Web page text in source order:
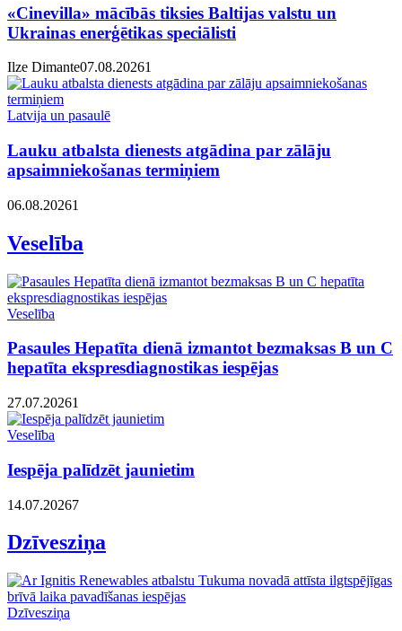
«Cinevilla» mācībās tiksies Baltijas valstu un
Ukrainas enerģētikas speciālisti
Ilze Dimante07.08.20261
Latvija un pasaulē
Lauku atbalsta dienests atgādina par zālāju
apsaimniekošanas termiņiem
06.08.20261
Veselība
Veselība
Pasaules Hepatīta dienā izmantot bezmaksas B un C
hepatīta ekspresdiagnostikas iespējas
27.07.20261
Veselība
Iespēja palīdzēt jaunietim
14.07.20267
Dzīvesziņa
Dzīvesziņa